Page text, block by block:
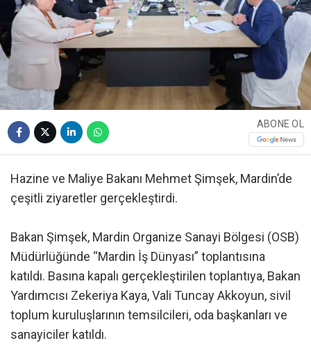
ABONE OL
Hazine ve Maliye Bakanı Mehmet Şimşek, Mardin’de
çeşitli ziyaretler gerçekleştirdi.
Bakan Şimşek, Mardin Organize Sanayi Bölgesi (OSB)
Müdürlüğünde “Mardin İş Dünyası” toplantısına
katıldı. Basına kapalı gerçekleştirilen toplantıya, Bakan
Yardımcısı Zekeriya Kaya, Vali Tuncay Akkoyun, sivil
toplum kuruluşlarının temsilcileri, oda başkanları ve
sanayiciler katıldı.